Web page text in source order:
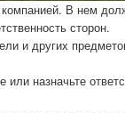
В нем
сторон.
и других
назначьте